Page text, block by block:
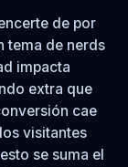
de por
tema de nerds
impacta
extra que
cae
visitantes
se suma el